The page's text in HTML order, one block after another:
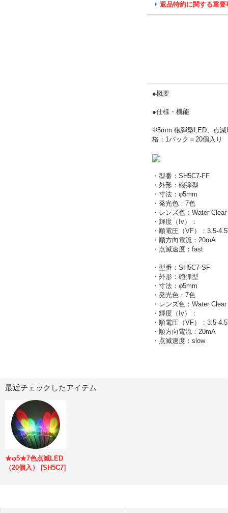
返品特約に関する重要
●概要
●仕様・機能
Φ5mm 砲弾型LED、点
格：1パック＝20個入り
・型番：SH5C7-FF
・外形：砲弾型
・寸法：φ5mm
・発光色：7色
・レンズ色：Water Clear
・輝度（Iv）：
・順電圧（VF）：3.5-
・順方向電流：20mA
・点滅速度：fast
・型番：SH5C7-SF
・外形：砲弾型
・寸法：φ5mm
・発光色：7色
・レンズ色：Water Clear
・輝度（Iv）：
・順電圧（VF）：3.5-
・順方向電流：20mA
・点滅速度：slow
最近チェックしたアイテム
★φ5★7色点滅LED
（20個入）
[SH5C7]